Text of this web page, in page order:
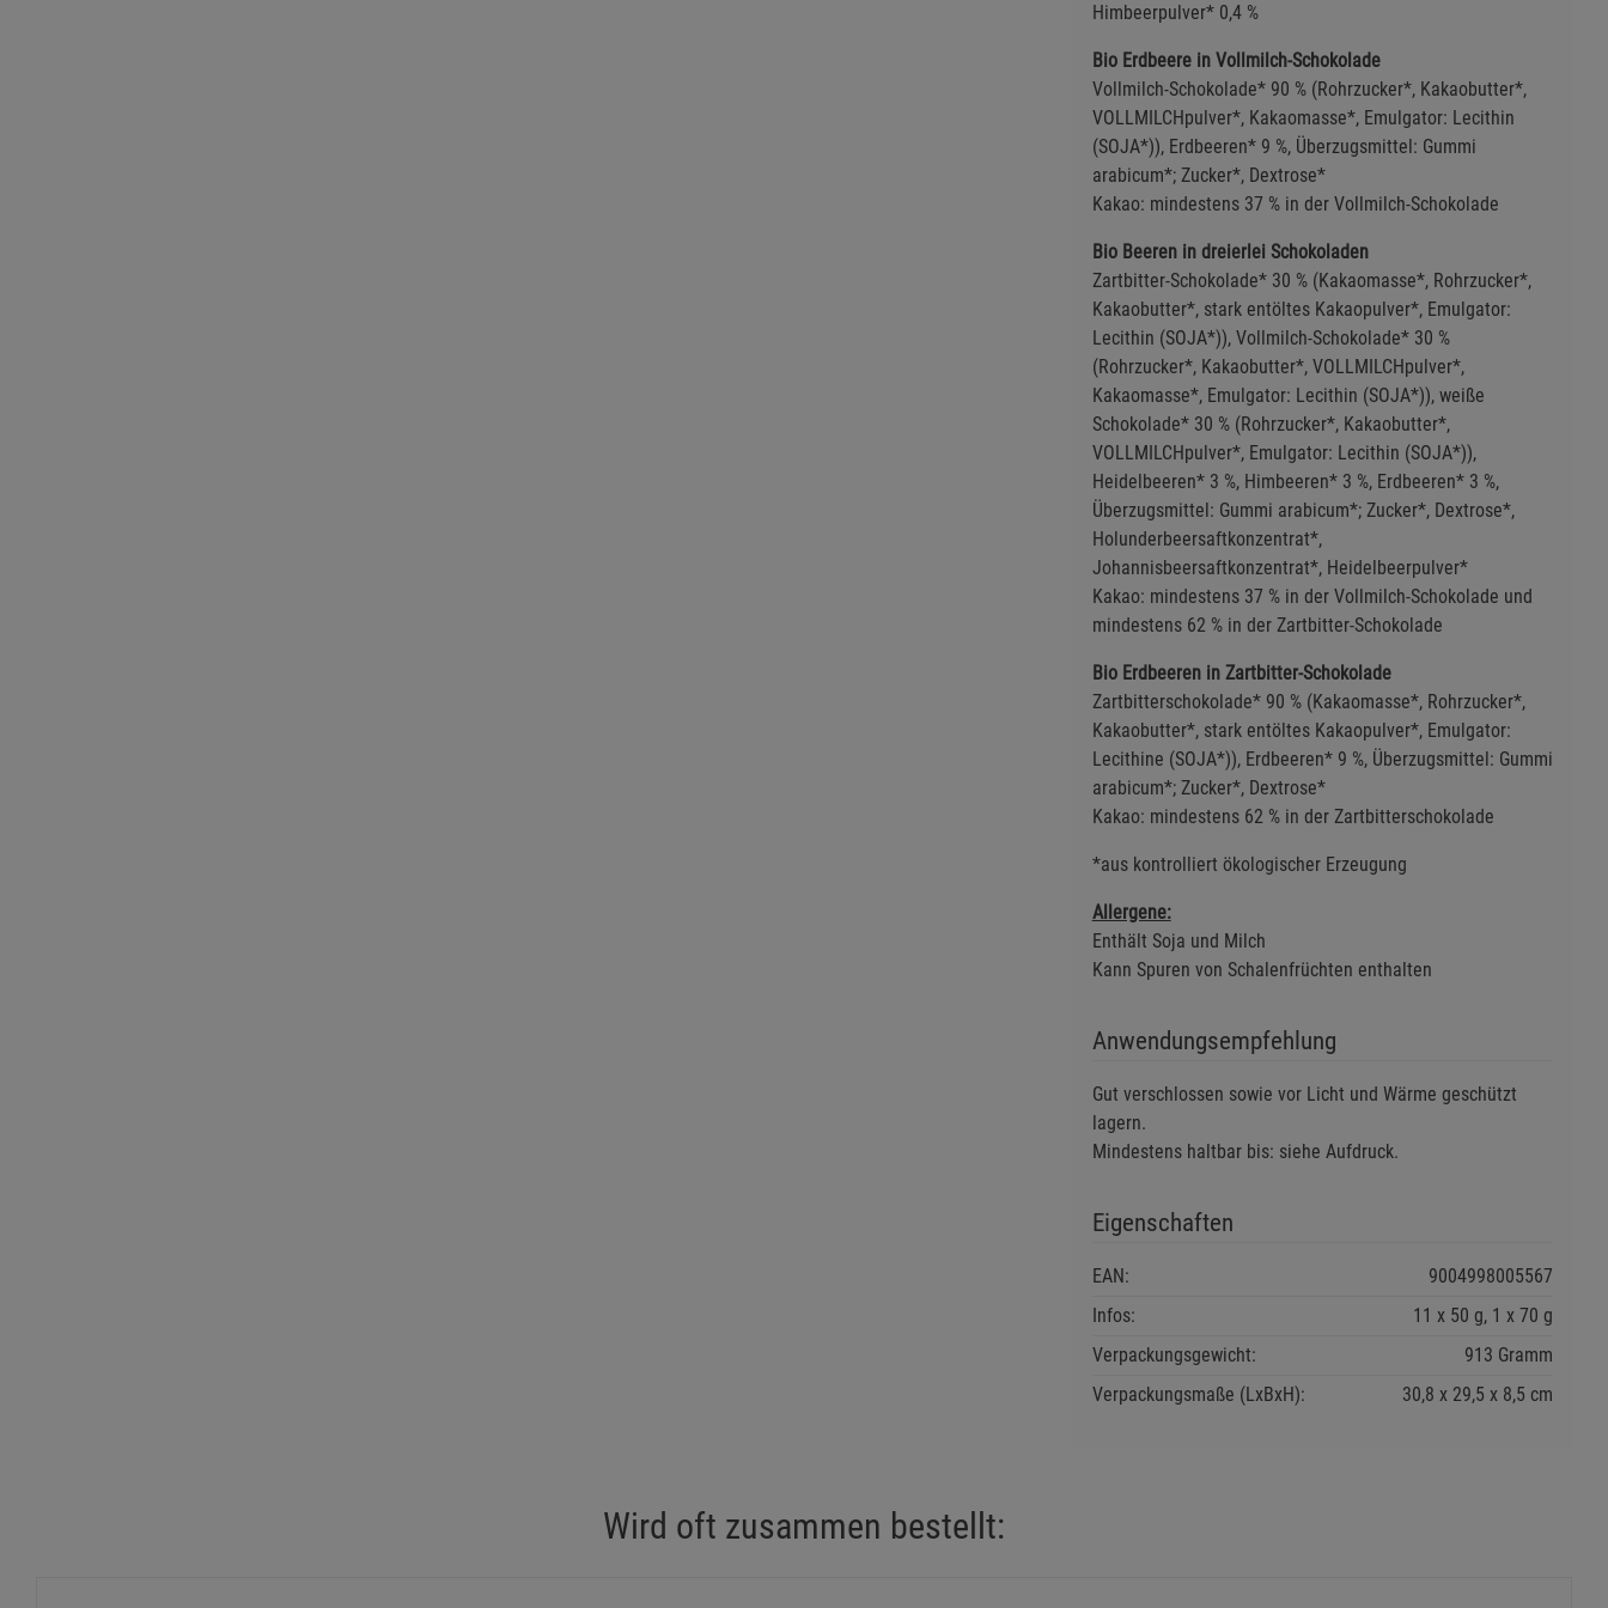
Himbeerpulver* 0,4 %
Bio Erdbeere in Vollmilch-Schokolade
Vollmilch-Schokolade* 90 % (Rohrzucker*, Kakaobutter*,
VOLLMILCHpulver*, Kakaomasse*, Emulgator: Lecithin
(SOJA*)), Erdbeeren* 9 %, Überzugsmittel: Gummi
arabicum*; Zucker*, Dextrose*
Kakao: mindestens 37 % in der Vollmilch-Schokolade
Bio Beeren in dreierlei Schokoladen
Zartbitter-Schokolade* 30 % (Kakaomasse*, Rohrzucker*,
Kakaobutter*, stark entöltes Kakaopulver*, Emulgator:
Lecithin (SOJA*)), Vollmilch-Schokolade* 30 %
(Rohrzucker*, Kakaobutter*, VOLLMILCHpulver*,
Kakaomasse*, Emulgator: Lecithin (SOJA*)), weiße
Schokolade* 30 % (Rohrzucker*, Kakaobutter*,
VOLLMILCHpulver*, Emulgator: Lecithin (SOJA*)),
Heidelbeeren* 3 %, Himbeeren* 3 %, Erdbeeren* 3 %,
Überzugsmittel: Gummi arabicum*; Zucker*, Dextrose*,
Holunderbeersaftkonzentrat*,
Johannisbeersaftkonzentrat*, Heidelbeerpulver*
Kakao: mindestens 37 % in der Vollmilch-Schokolade und
mindestens 62 % in der Zartbitter-Schokolade
Bio Erdbeeren in Zartbitter-Schokolade
Zartbitterschokolade* 90 % (Kakaomasse*, Rohrzucker*,
Kakaobutter*, stark entöltes Kakaopulver*, Emulgator:
Lecithine (SOJA*)), Erdbeeren* 9 %, Überzugsmittel: Gummi
arabicum*; Zucker*, Dextrose*
Kakao: mindestens 62 % in der Zartbitterschokolade
*aus kontrolliert ökologischer Erzeugung
Allergene:
Enthält Soja und Milch
Kann Spuren von Schalenfrüchten enthalten
Anwendungsempfehlung
Gut verschlossen sowie vor Licht und Wärme geschützt
lagern.
Mindestens haltbar bis: siehe Aufdruck.
Eigenschaften
EAN:
9004998005567
Infos:
11 x 50 g, 1 x 70 g
Verpackungsgewicht:
913 Gramm
Verpackungsmaße (LxBxH):
30,8 29,5 8,5 cm
Wird oft zusammen bestellt: